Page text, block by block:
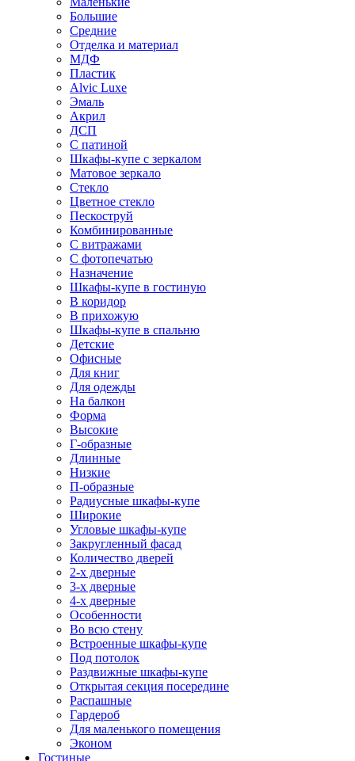
Большие
Средние
Отделка и материал
МДФ
Пластик
Alvic Luxe
Эмаль
Акрил
ДСП
С патиной
Шкафы-купе с зеркалом
Матовое зеркало
Стекло
Цветное стекло
Пескоструй
Комбинированные
С витражами
С фотопечатью
Назначение
Шкафы-купе в гостиную
В коридор
В прихожую
Шкафы-купе в спальню
Детские
Офисные
Для книг
Для одежды
На балкон
Форма
Высокие
Г-образные
Длинные
Низкие
П-образные
Радиусные шкафы-купе
Широкие
Угловые шкафы-купе
Закругленный фасад
Количество дверей
2-х дверные
3-х дверные
4-х дверные
Особенности
Во всю стену
Встроенные шкафы-купе
Под потолок
Раздвижные шкафы-купе
Открытая секция посередине
Распашные
Гардероб
Для маленького помещения
Эконом
Гостиные